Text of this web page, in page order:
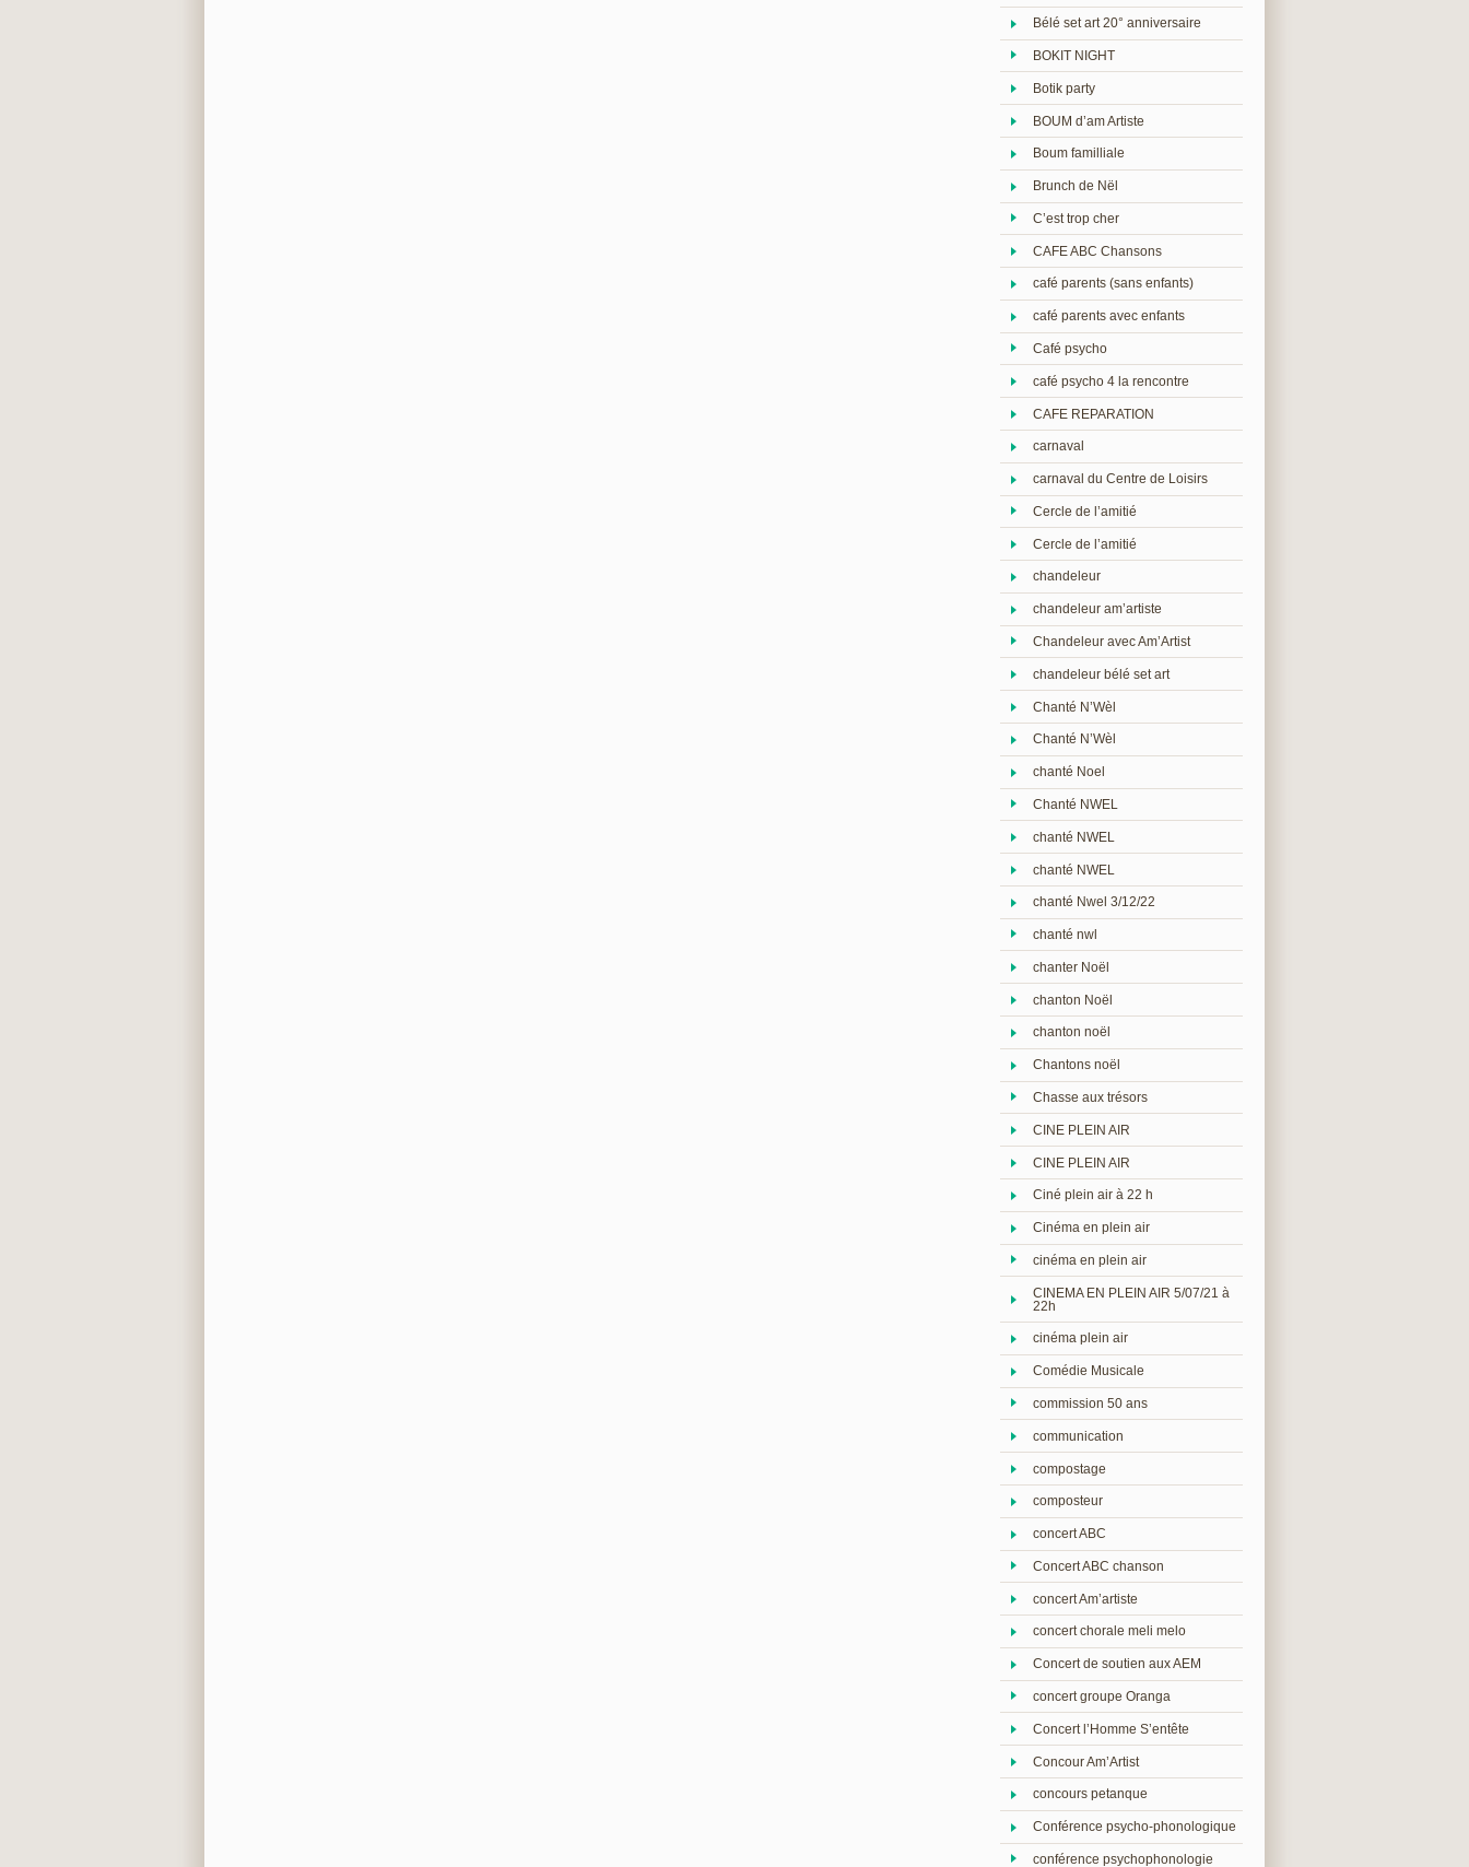
Bélé set art 20° anniversaire
BOKIT NIGHT
Botik party
BOUM d’am Artiste
Boum familliale
Brunch de Nël
C’est trop cher
CAFE ABC Chansons
café parents (sans enfants)
café parents avec enfants
Café psycho
café psycho 4 la rencontre
CAFE REPARATION
carnaval
carnaval du Centre de Loisirs
Cercle de l’amitié
Cercle de l’amitié
chandeleur
chandeleur am’artiste
Chandeleur avec Am’Artist
chandeleur bélé set art
Chanté N’Wèl
Chanté N’Wèl
chanté Noel
Chanté NWEL
chanté NWEL
chanté NWEL
chanté Nwel 3/12/22
chanté nwl
chanter Noël
chanton Noël
chanton noël
Chantons noël
Chasse aux trésors
CINE PLEIN AIR
CINE PLEIN AIR
Ciné plein air à 22 h
Cinéma en plein air
cinéma en plein air
CINEMA EN PLEIN AIR 5/07/21 à
22h
cinéma plein air
Comédie Musicale
commission 50 ans
communication
compostage
composteur
concert ABC
Concert ABC chanson
concert Am’artiste
concert chorale meli melo
Concert de soutien aux AEM
concert groupe Oranga
Concert l’Homme S’entête
Concour Am’Artist
concours petanque
Conférence psycho-phonologique
conférence psychophonologie